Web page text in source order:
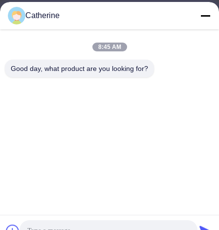
padraic@huayumachine.cn
Catherine
8:45 AM
Good day, what product are you looking for?